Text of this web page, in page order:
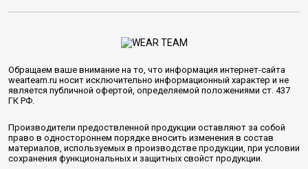
Обращаем ваше внимание на то, что информация интернет-сайта
wearteam.ru носит исключительно информационный характер и не
является публичной офертой, определяемой положениями ст. 437
ГК РФ.
Производители предоствленной продукции оставляют за собой
право в одностороннем порядке вносить изменения в состав
материалов, используемых в производстве продукции, при условии
сохранения функциональных и защитных свойст продукции.